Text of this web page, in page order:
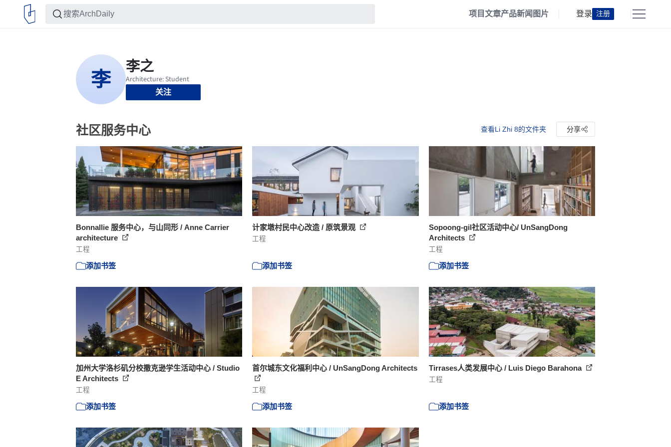
项目文章产品新闻 图片 登录 注册
关注
社区服务中心 查看Li Zhi 8的文件夹 分享
Bonnallie 服务中心，与山同形 / Anne Carrier
architecture
工程
添加书签
计家墩村民中心改造 / 原筑景观
工程
添加书签
Sopoong-gil社区活动中心/ UnSangDong
Architects
工程
添加书签
加州大学洛杉矶分校撒克逊学生活动中心 / Studio
E Architects
工程
添加书签
首尔城东文化福利中心 / UnSangDong Architects
工程
添加书签
Tirrases人类发展中心 / Luis Diego Barahona
工程
添加书签